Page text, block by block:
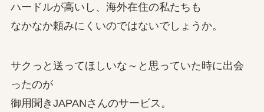
ハードルが高いし、海外在住の私たちも
なかなか頼みにくいのではないでしょうか。
サクっと送ってほしいな～と思っていた時に出会
ったのが
御用聞きJAPANさんのサービス。